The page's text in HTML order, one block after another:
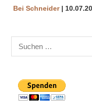
Bei Schneider
Suchen
nach: